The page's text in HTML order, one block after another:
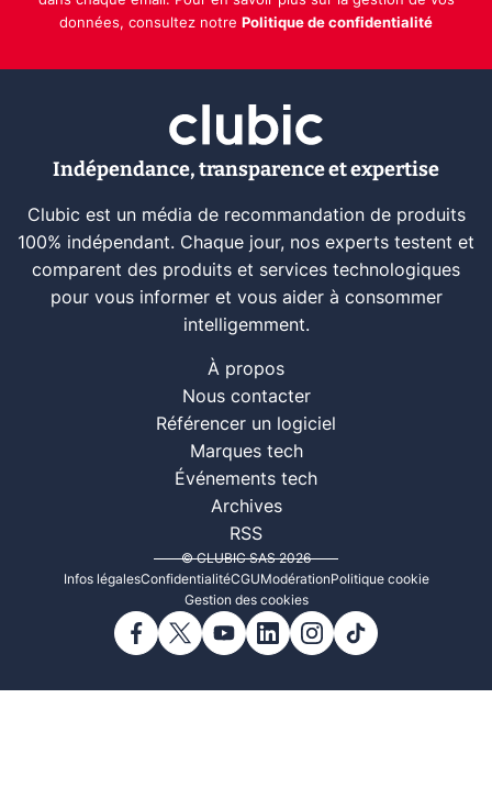
données, consultez notre Politique de confidentialité
Indépendance, transparence et expertise
Clubic est un média de recommandation de produits
100% indépendant. Chaque jour, nos experts testent et
comparent des produits et services technologiques
pour vous informer et vous aider à consommer
intelligemment.
À propos
Nous contacter
Référencer un logiciel
Marques tech
Événements tech
Archives
RSS
© CLUBIC SAS 2026
Infos légalesConfidentialitéCGUModérationPolitique cookie
Gestion des cookies